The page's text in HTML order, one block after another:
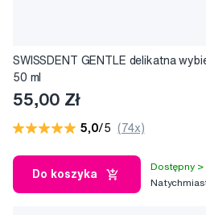
SWISSDENT GENTLE delikatna
50 ml
55,00 Zł
5,0/5 (74x)
Do koszyka
Dostępny >